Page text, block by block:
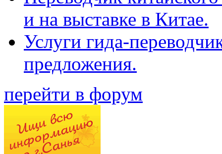
и на выставке в Китае.
Услуги гида-
предложения.
перейти в форум